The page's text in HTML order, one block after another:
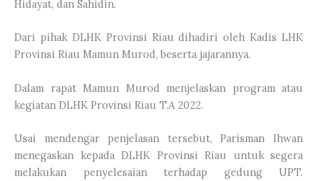
Hidayat, dan Sahidin.
Dari pihak DLHK Provinsi Riau dihadiri oleh Kadis LHK
Provinsi Riau Mamun Murod, beserta jajarannya.
Dalam rapat Mamun Murod menjelaskan program atau
kegiatan DLHK Provinsi Riau T.A 2022.
Usai mendengar penjelasan tersebut, Parisman Ihwan
menegaskan kepada DLHK Provinsi Riau untuk segera
melakukan penyelesaian terhadap gedung UPT.